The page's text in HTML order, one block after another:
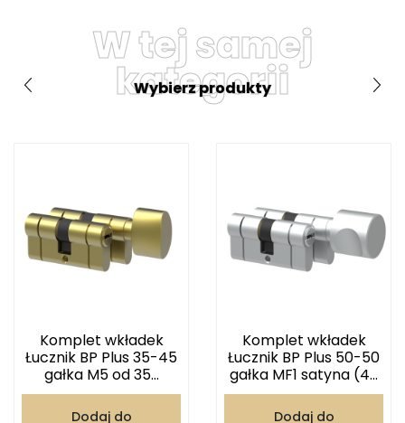
W tej samej
kategorii
Wybierz produkty
Komplet wkładek
Łucznik BP Plus 35-45
gałka M5 od 35...
Dodaj do
Komplet wkładek
Łucznik BP Plus 50-50
gałka MF1 satyna (4...
Dodaj do